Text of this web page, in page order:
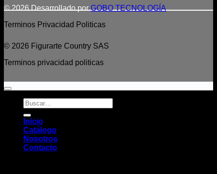
© 2026 Desarrollado porGOBO TECNOLOGÍA
Terminos Privacidad Politicas
© 2026 Figurarte Country SAS
Terminos privacidad politicas
Buscar
por:
Inicio
Catálogo
Nosotros
Contacto